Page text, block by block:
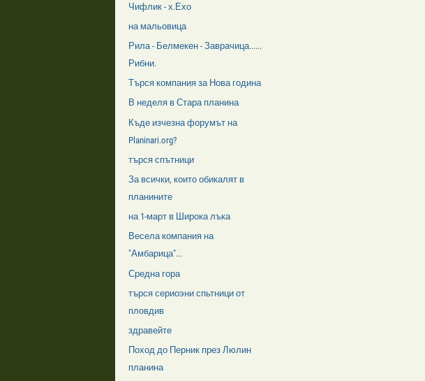
Чифлик - х.Ехо
на мальовица
Рила - Белмекен - Заврачица......
Рибни.
Търся компания за Нова година
В неделя в Стара планина
Къде изчезна форумът на
Planinari.org?
търся спътници
За всички, които обикалят в
планините
на 1-март в Широка лъка
Весела компания на
"Амбарица"...
Средна гора
търся сериоэни спьтници от
пловдив
здравейте
Поход до Перник през Люлин
планина